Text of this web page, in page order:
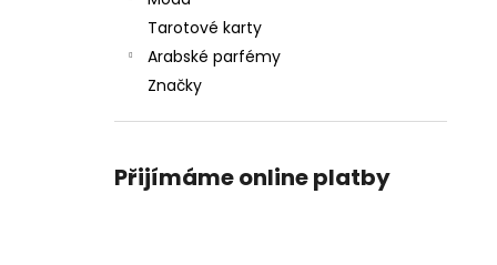
Tarotové karty
Arabské parfémy
Značky
Přijímáme online platby
APATIT SRDCE
695 Kč